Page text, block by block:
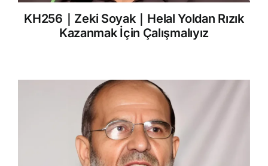
KH256｜Zeki Soyak｜Helal Yoldan Rızık
Kazanmak İçin Çalışmalıyız